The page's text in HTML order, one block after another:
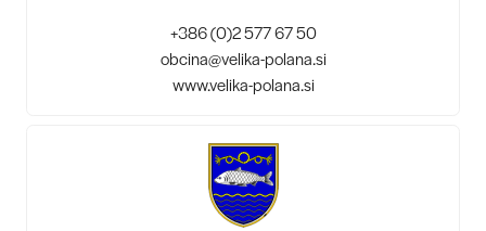
+386 (0)2 577 67 50
obcina@velika-polana.si
www.velika-polana.si